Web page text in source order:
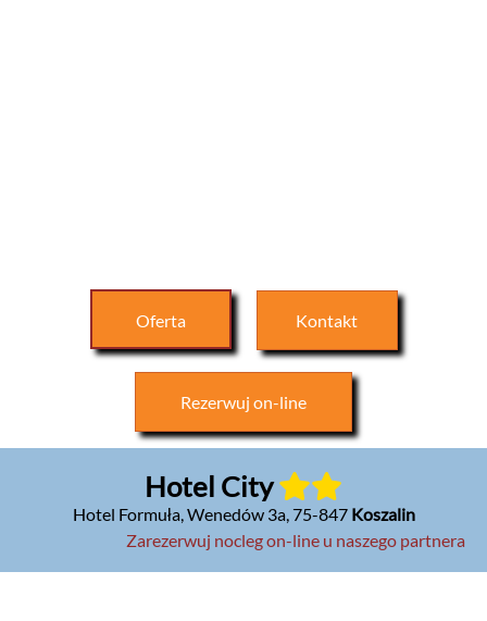
Oferta Kontakt
Rezerwuj on-line
Hotel City
Hotel Formuła, Wenedów 3a,75-847 Koszalin
Zarezerwuj nocleg on-line u naszego partnera